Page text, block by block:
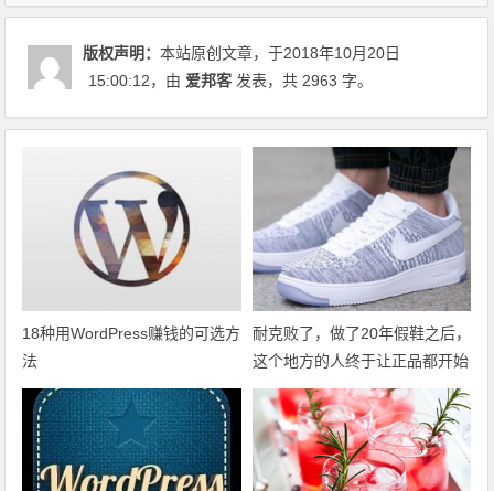
版权声明：本站原创文章，于2018年10月20日
15:00:12，由 爱邦客 发表，共 2963 字。
18种用WordPress赚钱的可选方
法
耐克败了，做了20年假鞋之后，
这个地方的人终于让正品都开始
怀疑自己